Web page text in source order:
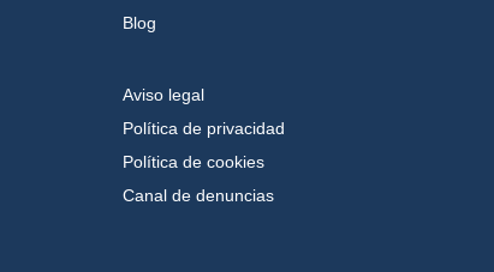
Blog
Aviso legal
Política de privacidad
Política de cookies
Canal de denuncias